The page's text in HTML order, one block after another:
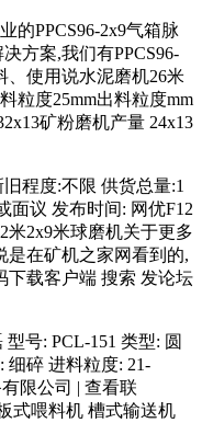
的PPCS96-2x9气箱脉
方案,我们有PPCS96-
、使用说水泥磨机26米
粒度25mm出料粒度mm
矿粉磨机产量 24x13
程度:不限 供货总量:1
面议 发布时间: 网优F12
米2x9米球磨机关于更多
是在矿机之家网看到的,
下载客户端 搜索 发论坛
号: PCL-151 类型: 圆
细碎 进料粒度: 21-
限公司 | 查看联
式喂料机 槽式输送机